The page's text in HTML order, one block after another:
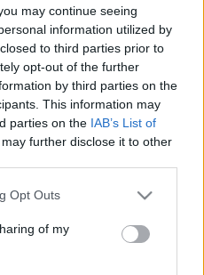
may continue seeing
information utilized by
to third parties prior to
opt-out of the further
by third parties on the
This information may
parties on the IAB’s List of
further disclose it to other
uses one or more Google
behaviour. You may click to
and its third-party tags to
purposes in below Google
Opt Outs
of my
megkeresett e-
váltott, ezért lehúzzuk a
...
2.
az utolsó a carcam.hu
majd egy holnap